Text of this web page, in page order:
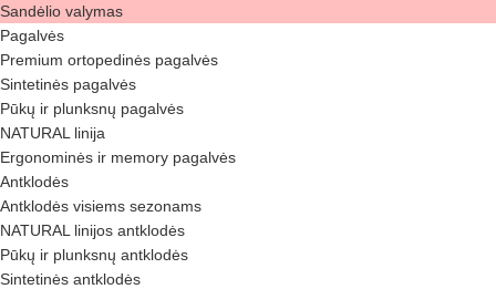
Sandėlio valymas
Pagalvės
Premium ortopedinės pagalvės
Sintetinės pagalvės
Pūkų ir plunksnų pagalvės
NATURAL linija
Ergonominės ir memory pagalvės
Antklodės
Antklodės visiems sezonams
NATURAL linijos antklodės
Pūkų ir plunksnų antklodės
Sintetinės antklodės